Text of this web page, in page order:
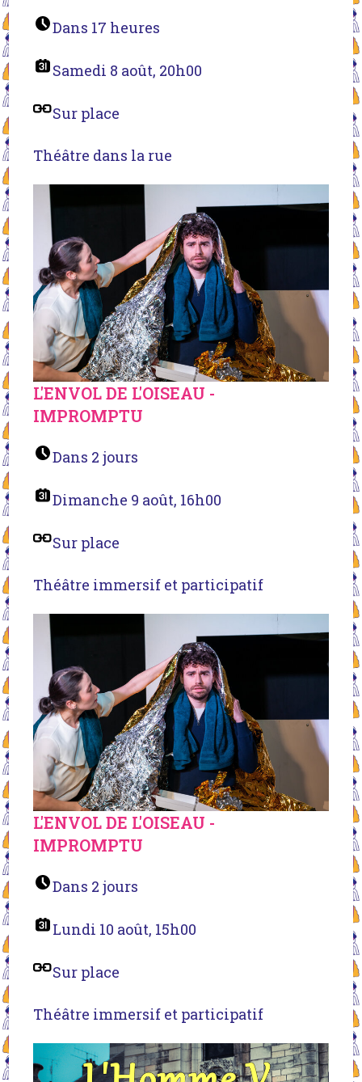
Dans 17 heures
Samedi 8 août, 20h00
Sur place
Théâtre dans la rue
L'ENVOL DE L'OISEAU -
IMPROMPTU
Dans 2 jours
Dimanche 9 août, 16h00
Sur place
Théâtre immersif et participatif
L'ENVOL DE L'OISEAU -
IMPROMPTU
Dans 2 jours
Lundi 10 août, 15h00
Sur place
Théâtre immersif et participatif